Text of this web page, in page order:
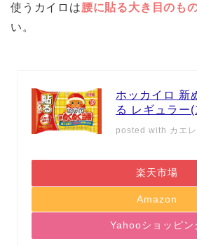
使うカイロは腰に貼る大き目のも
い。
ホッカイロ 新
る レギュラー
posted with カエ
楽天市場
Amazon
Yahooショッピン